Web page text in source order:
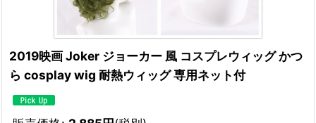
2019映画 Joker ジョーカー 風 コスプレウィッグ かつ
ら cosplay wig 耐熱ウィッグ 専用ネット付